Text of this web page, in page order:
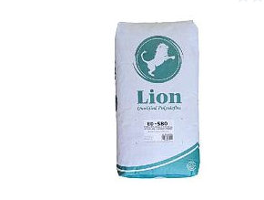
Запросить цену
К сравнению
Под заказ